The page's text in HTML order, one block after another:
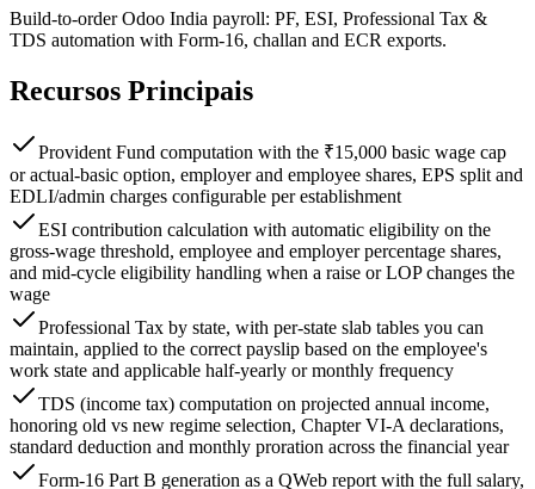
Build-to-order Odoo India payroll: PF, ESI, Professional Tax &
TDS automation with Form-16, challan and ECR exports.
Recursos Principais
Provident Fund computation with the ₹15,000 basic wage cap
or actual-basic option, employer and employee shares, EPS split and
EDLI/admin charges configurable per establishment
ESI contribution calculation with automatic eligibility on the
gross-wage threshold, employee and employer percentage shares,
and mid-cycle eligibility handling when a raise or LOP changes the
wage
Professional Tax by state, with per-state slab tables you can
maintain, applied to the correct payslip based on the employee's
work state and applicable half-yearly or monthly frequency
TDS (income tax) computation on projected annual income,
honoring old vs new regime selection, Chapter VI-A declarations,
standard deduction and monthly proration across the financial year
Form-16 Part B generation as a QWeb report with the full salary,